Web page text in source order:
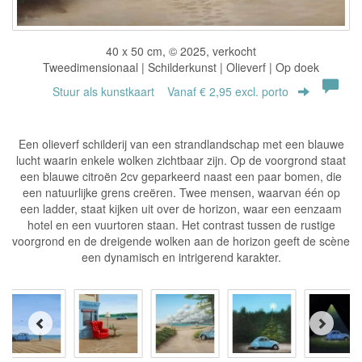
40 x 50 cm, © 2025, verkocht
Tweedimensionaal | Schilderkunst | Olieverf | Op doek
Stuur als kunstkaart Vanaf € 2,95 excl. porto
Een olieverf schilderij van een strandlandschap met een blauwe
lucht waarin enkele wolken zichtbaar zijn. Op de voorgrond staat
een blauwe citroën 2cv geparkeerd naast een paar bomen, die
een natuurlijke grens creëren. Twee mensen, waarvan één op
een ladder, staat kijken uit over de horizon, waar een eenzaam
hotel en een vuurtoren staan. Het contrast tussen de rustige
voorgrond en de dreigende wolken aan de horizon geeft de scène
een dynamisch en intrigerend karakter.